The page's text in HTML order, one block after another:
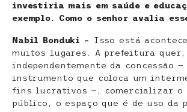
investiria mais em saúde e
exemplo. Como o senhor avalia
Nabil Bonduki – Isso está
muitos lugares. A prefeitura quer,
independentemente da concessão —
instrumento que coloca um
fins lucrativos —, comercializar o
público, o espaço que é de uso da